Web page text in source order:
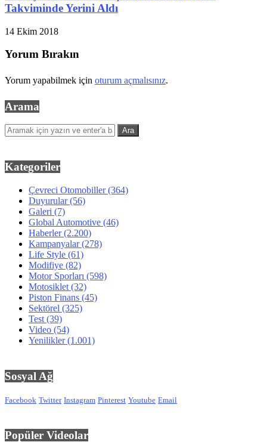
Takviminde Yerini Aldı
14 Ekim 2018
Yorum Bırakın
Yorum yapabilmek için oturum açmalısınız.
Arama
Kategoriler
Çevreci Otomobiller(364)
Duyurular(56)
Galeri (7)
Global Automotive (46)
Haberler(2.200)
Kampanyalar(278)
Life Style (61)
Modifiye (82)
Motor Sporları (598)
Motosiklet (32)
Piston Finans (45)
Sektörel (325)
Test (39)
Video (54)
Yenilikler(1.001)
Sosyal Ağ
Facebook Twitter Instagram Pinterest Youtube Email
Popüler Videolar